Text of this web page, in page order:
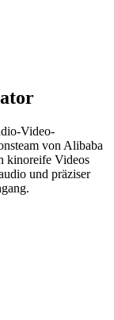
Video-
von Alibaba
kinoreife Videos
und präziser